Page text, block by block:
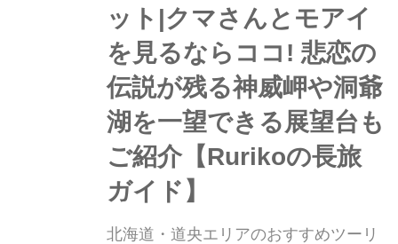
ット|クマさんとモアイ
を見るならココ! 悲恋の
伝説が残る神威岬や洞爺
湖を一望できる展望台も
ご紹介【Rurikoの長旅
ガイド】
北海道・道央エリアのおすすめツーリ